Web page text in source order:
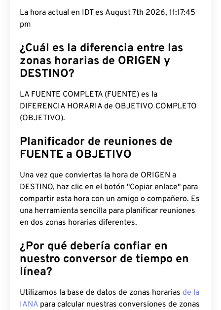
La hora actual en IDT es August 7th 2026, 11:17:46
pm
¿Cuál es la diferencia entre las
zonas horarias de ORIGEN y
DESTINO?
LA FUENTE COMPLETA (FUENTE) es la
DIFERENCIA HORARIA de OBJETIVO COMPLETO
(OBJETIVO).
Planificador de reuniones de
FUENTE a OBJETIVO
Una vez que conviertas la hora de ORIGEN a
DESTINO, haz clic en el botón "Copiar enlace" para
compartir esta hora con un amigo o compañero. Es
una herramienta sencilla para planificar reuniones
en dos zonas horarias diferentes.
¿Por qué debería confiar en
nuestro conversor de tiempo en
línea?
Utilizamos la base de datos de zonas horarias de la
IANA para calcular nuestras conversiones de zonas